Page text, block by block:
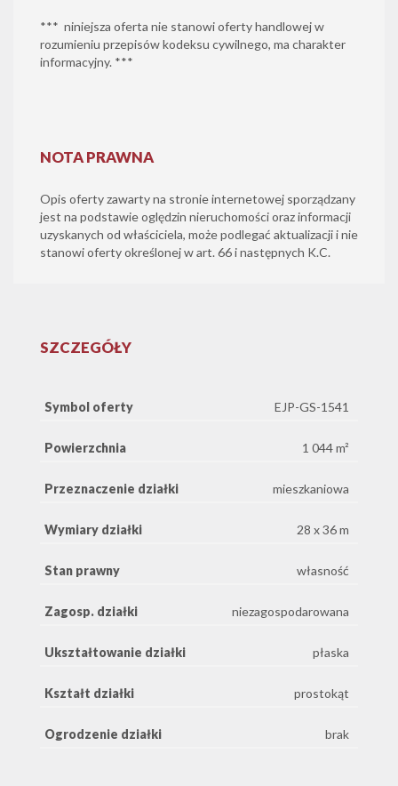
*** niniejsza oferta nie stanowi oferty handlowej w
rozumieniu przepisów kodeksu cywilnego, ma charakter
informacyjny. ***
NOTA PRAWNA
Opis oferty zawarty na stronie internetowej sporządzany
jest na podstawie oględzin nieruchomości oraz informacji
uzyskanych od właściciela, może podlegać aktualizacji i nie
stanowi oferty określonej w art. 66 i następnych K.C.
SZCZEGÓŁY
Symbol oferty EJP-GS-1541
Powierzchnia 1 044 m²
Przeznaczenie działki mieszkaniowa
Wymiary działki 28 x 36 m
Stan prawny własność
Zagosp. działki niezagospodarowana
Ukształtowanie działki płaska
Kształt działki prostokąt
Ogrodzenie działki brak